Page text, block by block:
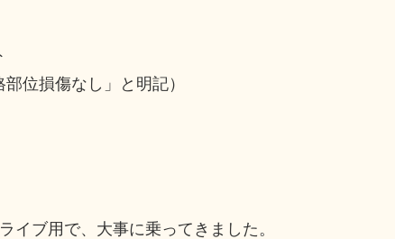
位損傷なし」と明記）
イブ用で、大事に乗ってきました。